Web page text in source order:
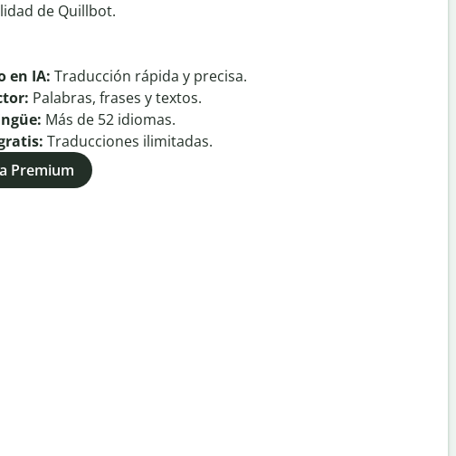
de Quillbot.
en IA: Traducción rápida y precisa.
Palabras, frases y textos.
Más de 52 idiomas.
Traducciones ilimitadas.
Premium